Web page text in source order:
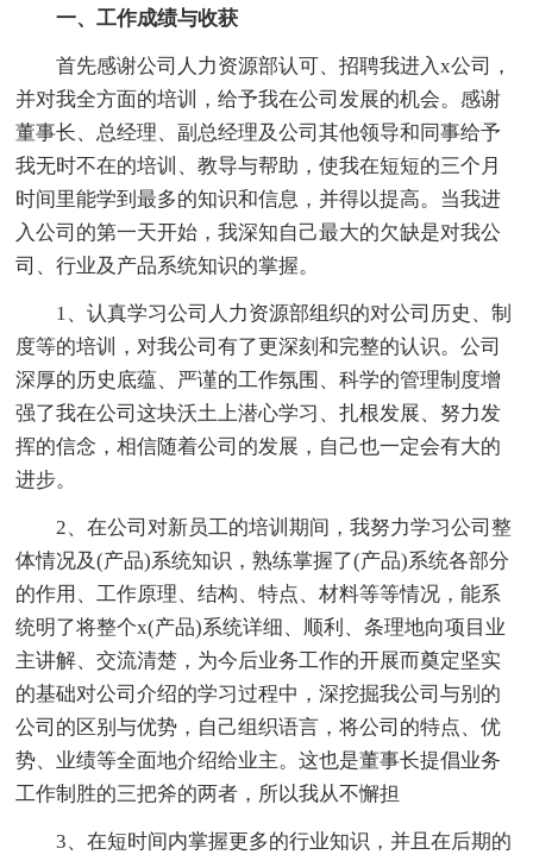
一、工作成绩与收获
首先感谢公司人力资源部认可、招聘我进入x公司，
并对我全方面的培训，给予我在公司发展的机会。感谢
董事长、总经理、副总经理及公司其他领导和同事给予
我无时不在的培训、教导与帮助，使我在短短的三个月
时间里能学到最多的知识和信息，并得以提高。当我进
入公司的第一天开始，我深知自己最大的欠缺是对我公
司、行业及产品系统知识的掌握。
1、认真学习公司人力资源部组织的对公司历史、制
度等的培训，对我公司有了更深刻和完整的认识。公司
深厚的历史底蕴、严谨的工作氛围、科学的管理制度增
强了我在公司这块沃土上潜心学习、扎根发展、努力发
挥的信念，相信随着公司的发展，自己也一定会有大的
进步。
2、在公司对新员工的培训期间，我努力学习公司整
体情况及(产品)系统知识，熟练掌握了(产品)系统各部分
的作用、工作原理、结构、特点、材料等等情况，能系
统明了将整个x(产品)系统详细、顺利、条理地向项目业
主讲解、交流清楚，为今后业务工作的开展而奠定坚实
的基础对公司介绍的学习过程中，深挖掘我公司与别的
公司的区别与优势，自己组织语言，将公司的特点、优
势、业绩等全面地介绍给业主。这也是董事长提倡业务
工作制胜的三把斧的两者，所以我从不懈担
3、在短时间内掌握更多的行业知识，并且在后期的